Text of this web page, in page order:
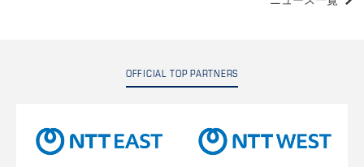
OFFICIAL TOP PARTNERS